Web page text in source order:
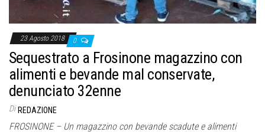
23 Agosto 2018 0
Sequestrato a Frosinone magazzino con
alimenti e bevande mal conservate,
denunciato 32enne
Di REDAZIONE
FROSINONE – Un magazzino con bevande scadute e alimenti